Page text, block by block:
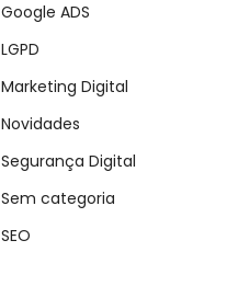
Google ADS
LGPD
Marketing Digital
Novidades
Segurança Digital
Sem categoria
SEO